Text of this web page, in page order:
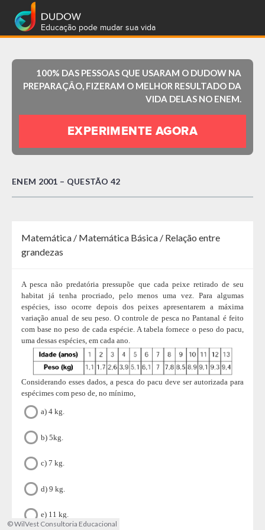
Educação pode mudar sua vida
100% DAS PESSOAS QUE USARAM O DUDOW NA
PREPARAÇÂO, FIZERAM O MELHOR RESULTADO DA
VIDA DELAS NO ENEM.
EXPERIMENTE AGORA
ENEM 2001 – QUESTÃO 42
Matemática / Matemática Básica / Relação entre
grandezas
A pesca não predatória pressupõe que cada peixe retirado de seu
habitat já tenha procriado, pelo menos uma vez. Para algumas
espécies, isso ocorre depois dos peixes apresentarem a máxima
variação anual de seu peso. O controle de pesca no Pantanal é feito
com base no peso de cada espécie. A tabela fornece o peso do pacu,
uma dessas espécies, em cada ano.
Considerando esses dados, a pesca do pacu deve ser autorizada para
espécimes com peso de, no mínimo,
a) 4 kg.
b) 5kg.
c) 7 kg.
d) 9 kg.
e) 11 kg.
© WilVest Consultoria Educacional